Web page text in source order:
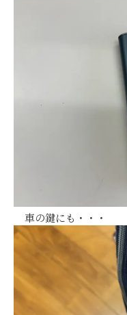
車の鍵にも・・・